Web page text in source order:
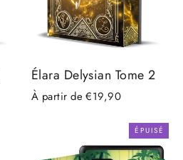
Élara Delysian Tome 2
À partir de €19,90
ÉPUISÉ